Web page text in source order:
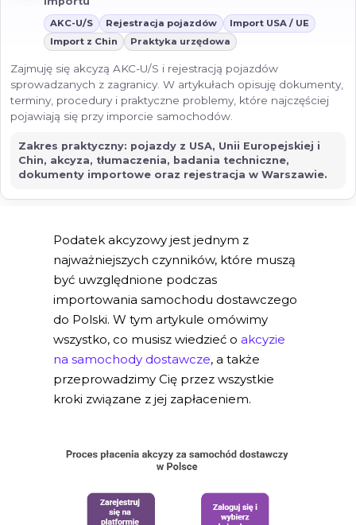
Podatek akcyzowy jest jednym z
najważniejszych czynników, które muszą
być uwzględnione podczas
importowania samochodu dostawczego
do Polski. W tym artykule omówimy
wszystko, co musisz wiedzieć o akcyzie
na samochody dostawcze, a także
przeprowadzimy Cię przez wszystkie
kroki związane z jej zapłaceniem.
AKC-U/S Rejestracja pojazdów
Import USA / UE
Import z Chin
Praktyka urzędowa
Zajmuję się akcyzą AKC-U/S i rejestracją pojazdów
sprowadzanych z zagranicy. W artykułach opisuję dokumenty,
terminy, procedury i praktyczne problemy, które najczęściej
pojawiają się przy imporcie samochodów.
Zakres praktyczny: pojazdy z USA, Unii Europejskiej i
Chin, akcyza, tłumaczenia, badania techniczne,
dokumenty importowe oraz rejestracja w Warszawie.